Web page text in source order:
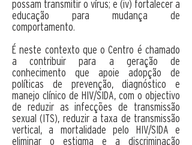
possam transmitir o vírus; e (iv) fortalecer a
educação para mudança de
comportamento.
É neste contexto que o Centro é chamado
a contribuir para a geração de
conhecimento que apoie adopção de
políticas de prevenção, diagnóstico e
manejo clínico de HIV/SIDA, com o objectivo
de reduzir as infecções de transmissão
sexual (ITS), reduzir a taxa de transmissão
vertical, a mortalidade pelo HIV/SIDA e
eliminar o estigma e a discriminação